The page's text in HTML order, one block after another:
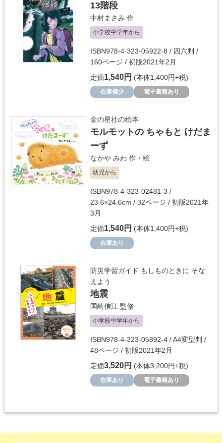
13階段
中村まさみ 作
小学校中学年から
ISBN978-4-323-05922-8 / 四六判 /
160ページ / 初版2021年2月
定価1,540円 (本体1,400円+税)
在庫僅少 電子書籍あり
金の星社の絵本
モルモットの ちゃもと けだま
ーず
なかや みわ 作・絵
幼児から
ISBN978-4-323-02481-3 /
23.6×24.6cm / 32ページ / 初版2021年
3月
定価1,540円 (本体1,400円+税)
在庫あり
防災学習ガイド もしものときに そな
えよう
地震
国崎信江 監修
小学校中学年から
ISBN978-4-323-05892-4 / A4変型判 /
48ページ / 初版2021年2月
定価3,520円 (本体3,200円+税)
在庫あり 電子書籍あり